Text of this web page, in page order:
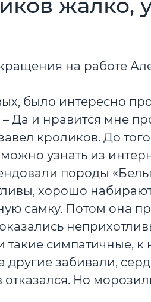
жалко,
на работе
было интересно
Да и нравится мне
кроликов. До
узнать из
породы
хорошо
самку. Потом она
такие симпатичные,
другие забивали,
отказался. Но